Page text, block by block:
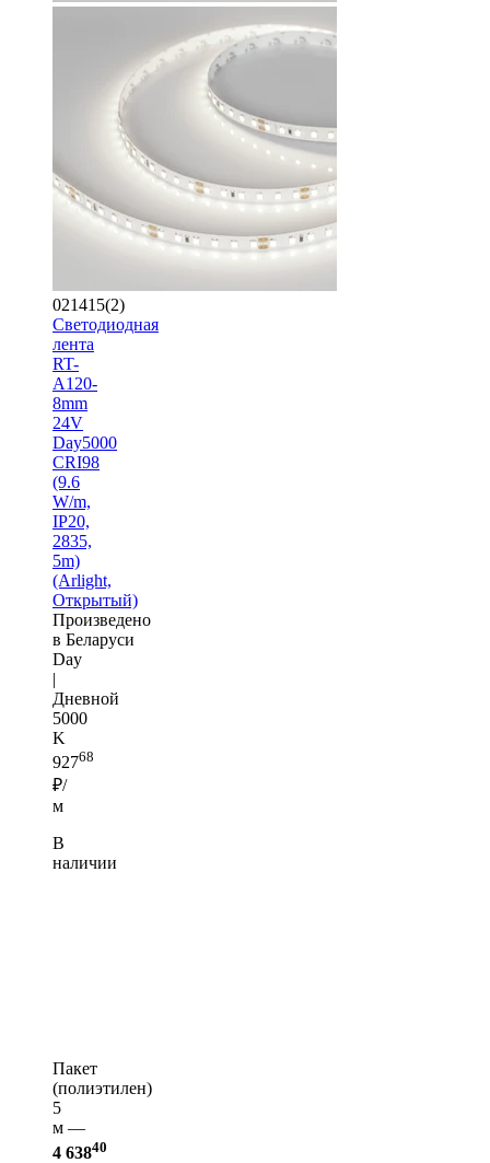
021415(2)
Светодиодная
лента
RT-
A120-
8mm
24V
Day5000
CRI98
(9.6
W/m,
IP20,
2835,
5m)
(Arlight,
Открытый)
Произведено
в Беларуси
Day
|
Дневной
5000
K
92768
₽/
м
В
наличии
Пакет
(полиэтилен)
5
м —
4 63840